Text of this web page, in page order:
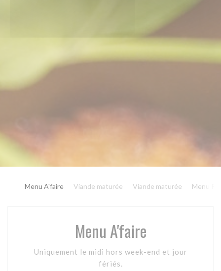
Menu A'faire Viande maturée Viande maturée Menu
Menu A'faire
Uniquement le midi hors week-end et jour
fériés.